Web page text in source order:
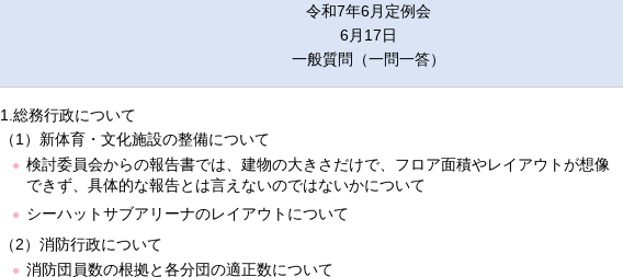
令和7年6月定例会
6月17日
一般質問（一問一答）
1.総務行政について
（1）新体育・文化施設の整備について
検討委員会からの報告書では、建物の大きさだけで、フロア面積やレイアウトが想像
できず、具体的な報告とは言えないのではないかについて
シーハットサブアリーナのレイアウトについて
（2）消防行政について
消防団員数の根拠と各分団の適正数について